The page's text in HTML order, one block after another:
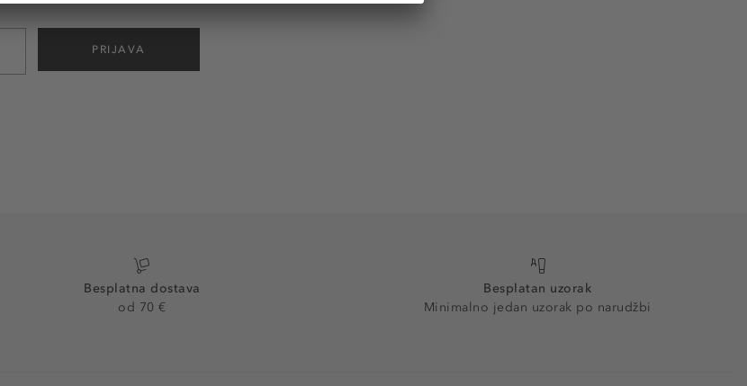
PRIJAVA
Besplatna dostava
od 70 €
Besplatan uzorak
Minimalno jedan uzorak po narudžbi